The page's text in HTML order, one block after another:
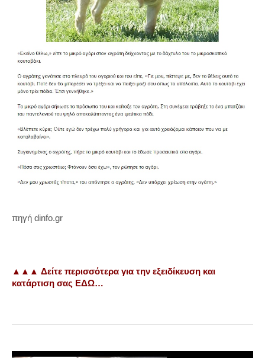
πηγή dinfo.gr
▲▲ ▲ Δείτε περισσότερα για την εξειδίκευση και
κατάρτιση σας ΕΔΩ…